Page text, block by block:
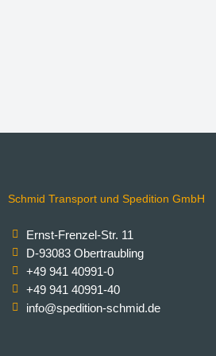
Schmid Transport und Spedition GmbH
Ernst-Frenzel-Str. 11
D-93083 Obertraubling
+49 941 40991-0
+49 941 40991-40
info@spedition-schmid.de